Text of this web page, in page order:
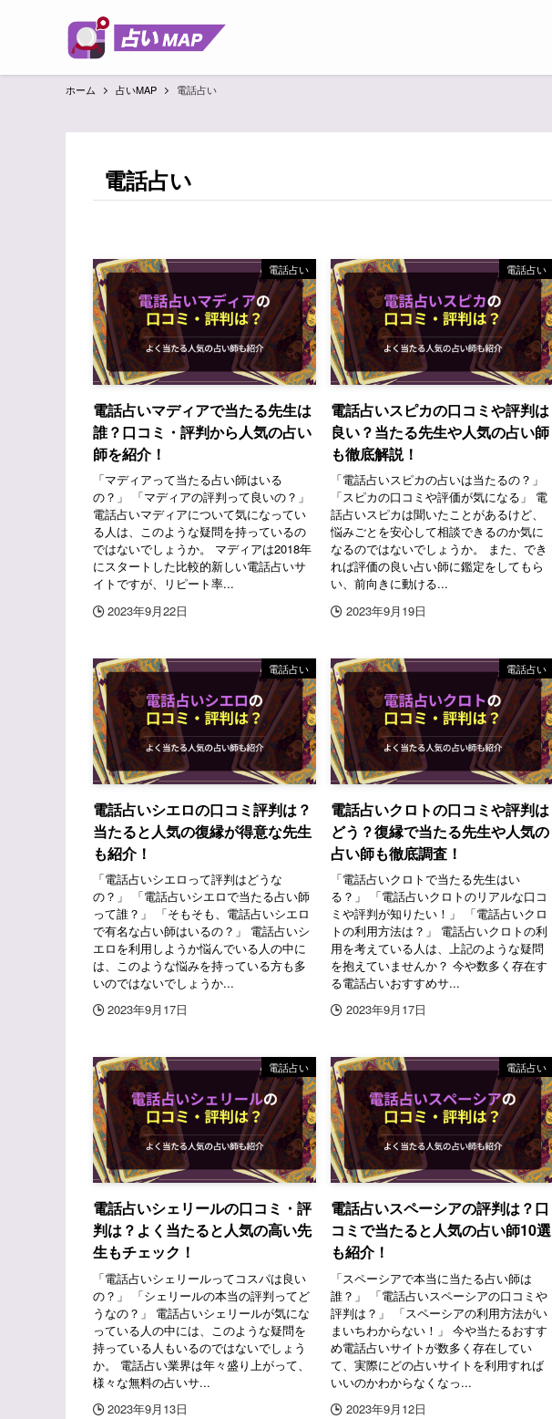
ホーム 占いMAP 電話占い
電話占い
電話占い
電話占いマディアで当たる先生は
誰？口コミ・評判から人気の占い
師を紹介！
「マディアって当たる占い師はいる
の？」 「マディアの評判って良いの？」
電話占いマディアについて気になってい
る人は、このような疑問を持っているの
ではないでしょうか。 マディアは2018年
にスタートした比較的新しい電話占いサ
イトですが、リピート率...
2023年9月22日
電話占い
電話占いスピカの口コミや評判は
良い？当たる先生や人気の占い師
も徹底解説！
「電話占いスピカの占いは当たるの？」
「スピカの口コミや評価が気になる」 電
話占いスピカは聞いたことがあるけど、
悩みごとを安心して相談できるのか気に
なるのではないでしょうか。 また、でき
れば評価の良い占い師に鑑定をしてもら
い、前向きに動ける...
2023年9月19日
電話占い
電話占いシエロの口コミ評判は？
当たると人気の復縁が得意な先生
も紹介！
「電話占いシエロって評判はどうな
の？」 「電話占いシエロで当たる占い師
って誰？」 「そもそも、電話占いシエロ
で有名な占い師はいるの？」 電話占いシ
エロを利用しようか悩んでいる人の中に
は、このような悩みを持っている方も多
いのではないでしょうか...
2023年9月17日
電話占い
電話占いクロトの口コミや評判は
どう？復縁で当たる先生や人気の
占い師も徹底調査！
「電話占いクロトで当たる先生はい
る？」 「電話占いクロトのリアルな口コ
ミや評判が知りたい！」 「電話占いクロ
トの利用方法は？」 電話占いクロトの利
用を考えている人は、上記のような疑問
を抱えていませんか？ 今や数多く存在す
る電話占いおすすめサ...
2023年9月17日
電話占い
電話占いシェリールの口コミ・評
判は？よく当たると人気の高い先
生もチェック！
「電話占いシェリールってコスパは良い
の？」 「シェリールの本当の評判ってど
うなの？」 電話占いシェリールが気にな
っている人の中には、このような疑問を
持っている人もいるのではないでしょう
か。 電話占い業界は年々盛り上がって、
様々な無料の占いサ...
2023年9月13日
電話占い
電話占いスペーシアの評判は？口
コミで当たると人気の占い師10選
も紹介！
「スペーシアで本当に当たる占い師は
誰？」 「電話占いスペーシアの口コミや
評判は？」 「スペーシアの利用方法がい
まいちわからない！」 今や当たるおすす
め電話占いサイトが数多く存在してい
て、実際にどの占いサイトを利用すれば
いいのかわからなくなっ...
2023年9月12日